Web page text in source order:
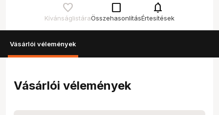
Kívánságlistára
check_box_outline_blank
Összehasonlítás
notifications
Értesítések
Vásárlói vélemények
Vásárlói vélemények